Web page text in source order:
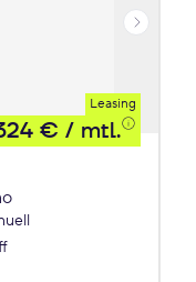
Leasing
€ / mtl.